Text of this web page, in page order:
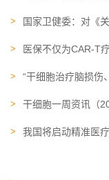
（2022年版）
国家卫健委：对《
服务的建议》的答
医保不仅为CAR-T
“干细胞治疗脑损伤
干细胞一周资讯（
我国将启动精准医